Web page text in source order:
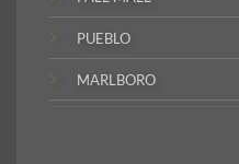
PUEBLO
MARLBORO